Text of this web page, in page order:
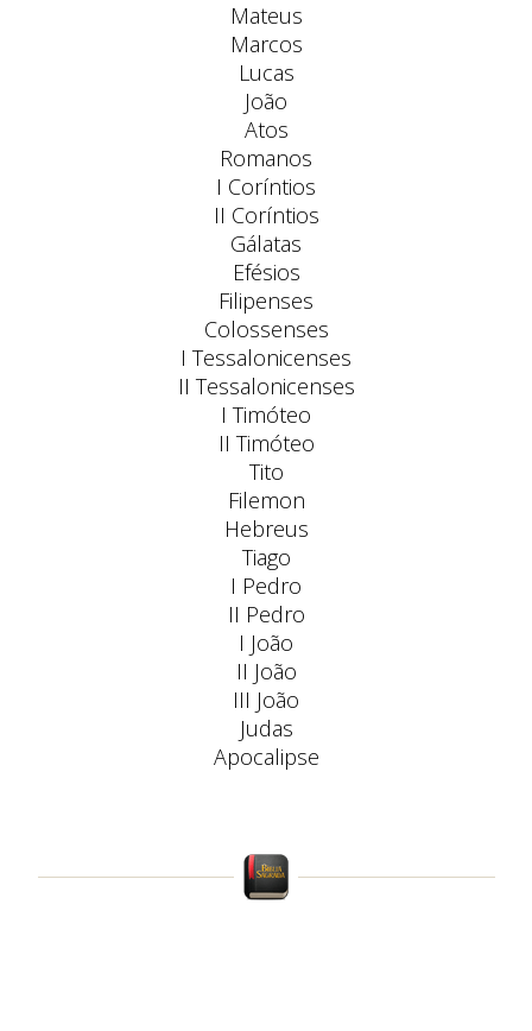
Mateus
Marcos
Lucas
João
Atos
Romanos
I Coríntios
II Coríntios
Gálatas
Efésios
Filipenses
Colossenses
I Tessalonicenses
II Tessalonicenses
I Timóteo
II Timóteo
Tito
Filemon
Hebreus
Tiago
I Pedro
II Pedro
I João
II João
III João
Judas
Apocalipse